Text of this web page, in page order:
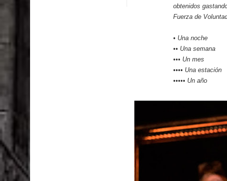
obtenidos
Fuerza de
• Una noche
•• Una semana
••• Un mes
•••• Una estación
••••• Un año